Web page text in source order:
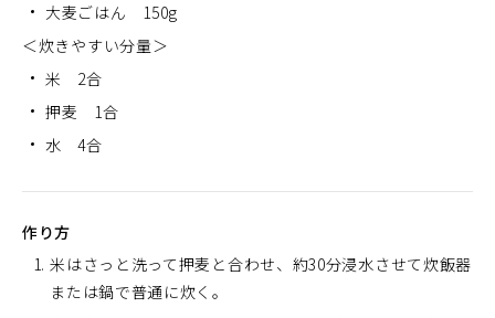
大麦ごはん 150g
＜炊きやすい分量＞
米 2合
押麦 1合
水 4合
作り方
米はさっと洗って押麦と合わせ、約30分浸水させて炊飯器
または鍋で普通に炊く。